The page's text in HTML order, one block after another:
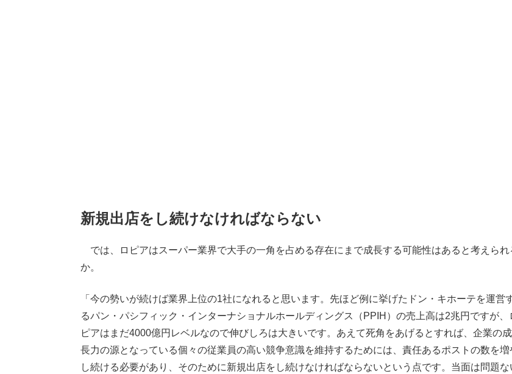
新規出店をし続けなければならない
では、ロピアはスーパー業界で大手の一角を占める存在にまで成長する可能性はあると考えられ
か。
「今の勢いが続けば業界上位の1社になれると思います。先ほど例に挙げたドン・キホーテを運営
るパン・パシフィック・インターナショナルホールディングス（PPIH）の売上高は2兆円ですが、
ピアはまだ4000億円レベルなので伸びしろは大きいです。あえて死角をあげるとすれば、企業の成
長力の源となっている個々の従業員の高い競争意識を維持するためには、責任あるポストの数を増
し続ける必要があり、そのために新規出店をし続けなければならないという点です。当面は問題な